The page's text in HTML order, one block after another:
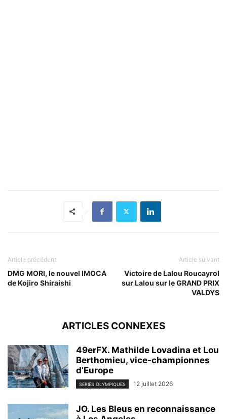
Article précédent
DMG MORI, le nouvel IMOCA
de Kojiro Shiraishi
Article suivant
Victoire de Lalou Roucayrol
sur Lalou sur le GRAND PRIX
VALDYS
ARTICLES CONNEXES
49erFX. Mathilde Lovadina et Lou
Berthomieu, vice-championnes
d’Europe
SERIES OLYMPIQUES 12 juillet 2026
JO. Les Bleus en reconnaissance